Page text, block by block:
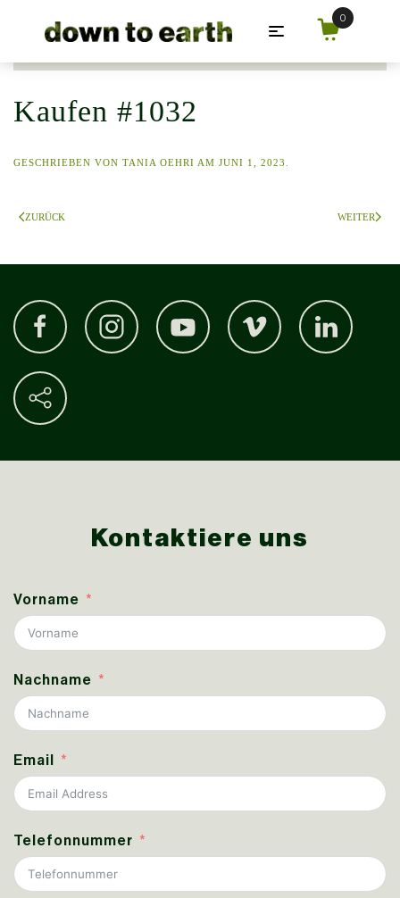
Zum Hauptinhalt springen
Kaufen #1032
GESCHRIEBEN VON TANIA OEHRI AM JUNI 1, 2023
ZURÜCK WEITER
Kontaktiere uns
Vorname
Nachname
Email
Telefonnummer